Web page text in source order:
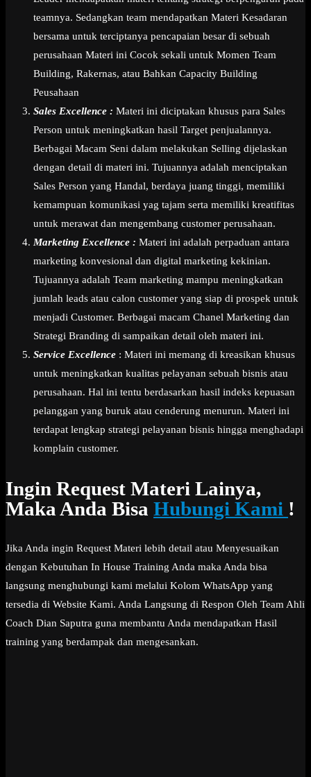
teamnya. Sedangkan team mendapatkan Materi Kesadaran
bersama untuk terciptanya pencapaian besar di sebuah
perusahaan Materi ini Cocok sekali untuk Momen Team
Building, Rakernas, atau Bahkan Capacity Building
Peusahaan
Sales Excellence : Materi ini diciptakan khusus para Sales
Person untuk meningkatkan hasil Target penjualannya.
Berbagai Macam Seni dalam melakukan Selling dijelaskan
dengan detail di materi ini. Tujuannya adalah menciptakan
Sales Person yang Handal, berdaya juang tinggi, memiliki
kemampuan komunikasi yag tajam serta memiliki kreatifitas
untuk merawat dan mengembang customer perusahaan.
Marketing Excellence : Materi ini adalah perpaduan antara
marketing konvesional dan digital marketing kekinian.
Tujuannya adalah Team marketing mampu meningkatkan
jumlah leads atau calon customer yang siap di prospek untuk
menjadi Customer. Berbagai macam Chanel Marketing dan
Strategi Branding di sampaikan detail oleh materi ini.
Service Excellence : Materi ini memang di kreasikan khusus
untuk meningkatkan kualitas pelayanan sebuah bisnis atau
perusahaan. Hal ini tentu berdasarkan hasil indeks kepuasan
pelanggan yang buruk atau cenderung menurun. Materi ini
terdapat lengkap strategi pelayanan bisnis hingga menghadapi
komplain customer.
Ingin Request Materi Lainya,
Maka Anda Bisa Hubungi Kami !
Jika Anda ingin Request Materi lebih detail atau Menyesuaikan
dengan Kebutuhan In House Training Anda maka Anda bisa
langsung menghubungi kami melalui Kolom WhatsApp yang
tersedia di Website Kami. Anda Langsung di Respon Oleh Team Ahli
Coach Dian Saputra guna membantu Anda mendapatkan Hasil
training yang berdampak dan mengesankan.